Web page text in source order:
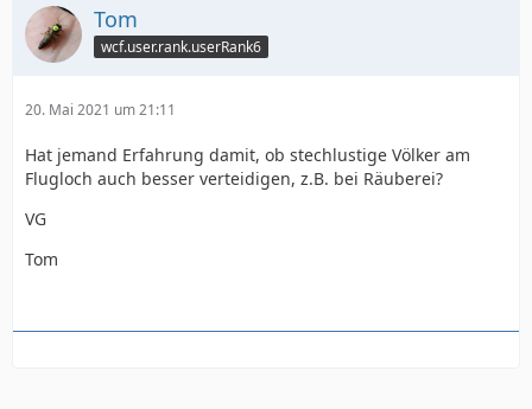
Tom
wcf.user.rank.userRank6
20. Mai 2021 um 21:11
Hat jemand Erfahrung damit, ob stechlustige Völker am
Flugloch auch besser verteidigen, z.B. bei Räuberei?
VG
Tom